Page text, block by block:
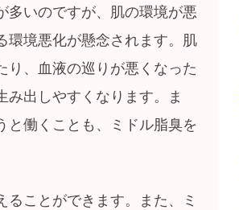
多いのですが、肌の環境が悪
環境悪化が懸念されます。肌
り、血液の巡りが悪くなった
み出しやすくなります。ま
と働くことも、ミドル脂臭を
ことができます。また、ミ